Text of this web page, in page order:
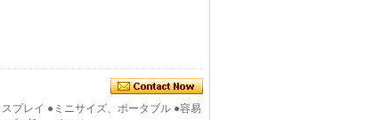
プレイ ●ミニサイズ、ポータブル ●容易